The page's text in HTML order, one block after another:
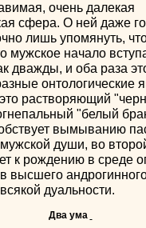
очень далекая
сфера. О ней даже
лишь упомянуть,
мужское начало
дважды, и оба раза
онтологические
растворяющий
"белый
вымыванию
души, во
к рождению в среде
высшего
дуальности.
Два ума